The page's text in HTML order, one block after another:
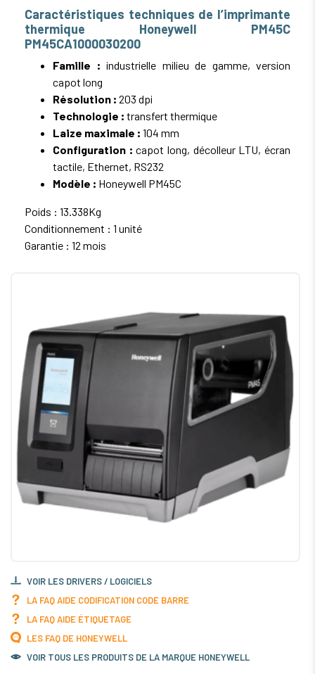
VOIR LES DRIVERS / LOGICIELS
LA FAQ AIDE CODIFICATION CODE BARRE
LA FAQ AIDE ÉTIQUETAGE
LES FAQ DE HONEYWELL
VOIR TOUS LES PRODUITS DE LA MARQUE HONEYWELL
Caractéristiques techniques de l’imprimante
thermique Honeywell PM45C
PM45CA1000030200
Famille : industrielle milieu de gamme, version
capot long
Résolution : 203 dpi
Technologie : transfert thermique
Laize maximale : 104 mm
Configuration : capot long, décolleur LTU, écran
tactile, Ethernet, RS232
Modèle : Honeywell PM45C
Poids : 13.338Kg
Conditionnement : 1 unité
Garantie : 12 mois